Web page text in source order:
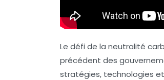
Le défi de la neutralité
précédent des
stratégies, technologies